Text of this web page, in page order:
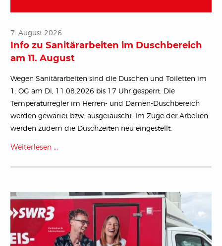
7. August 2026
Info zu Sanitärarbeiten im Duschbereich
am 11. August
Wegen Sanitärarbeiten sind die Duschen und Toiletten im
1. OG am Di, 11.08.2026 bis 17 Uhr gesperrt. Die
Temperaturregler im Herren- und Damen-Duschbereich
werden gewartet bzw. ausgetauscht. Im Zuge der Arbeiten
werden zudem die Duschzeiten neu eingestellt.
Weiterlesen …